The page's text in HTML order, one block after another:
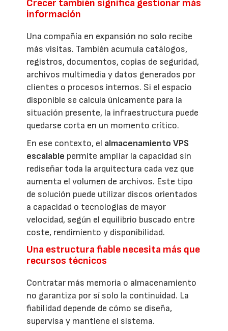
Crecer también significa gestionar más
información
Una compañía en expansión no solo recibe
más visitas. También acumula catálogos,
registros, documentos, copias de seguridad,
archivos multimedia y datos generados por
clientes o procesos internos. Si el espacio
disponible se calcula únicamente para la
situación presente, la infraestructura puede
quedarse corta en un momento crítico.
En ese contexto, el almacenamiento VPS
escalable permite ampliar la capacidad sin
rediseñar toda la arquitectura cada vez que
aumenta el volumen de archivos. Este tipo
de solución puede utilizar discos orientados
a capacidad o tecnologías de mayor
velocidad, según el equilibrio buscado entre
coste, rendimiento y disponibilidad.
Una estructura fiable necesita más que
recursos técnicos
Contratar más memoria o almacenamiento
no garantiza por sí solo la continuidad. La
fiabilidad depende de cómo se diseña,
supervisa y mantiene el sistema.